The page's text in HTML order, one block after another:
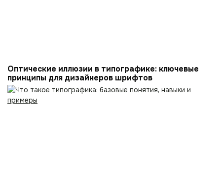
Оптические иллюзии в типографике: ключевые
принципы для дизайнеров шрифтов